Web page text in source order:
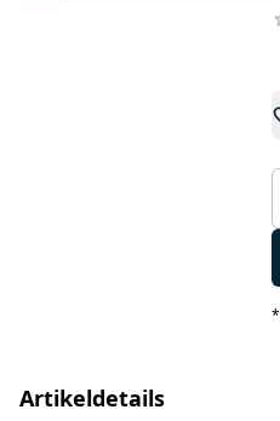
*
Artikeldetails